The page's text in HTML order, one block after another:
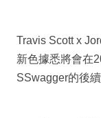
Travis Scott x
新色據悉將會在
SSwagger的後續